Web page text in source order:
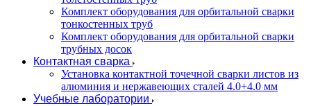
Комплект оборудования для орбитальной сварки
тонкостенных труб
Комплект оборудования для орбитальной сварки
трубных досок
Контактная сварка
Установка контактной точечной сварки листов из
алюминия и нержавеющих сталей 4.0+4.0 мм
Учебные лаборатории